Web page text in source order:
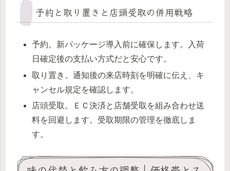
予約と取り置きと店頭受取の併用戦略
予約。新パッケージ導入前に確保します。入荷
日確定後の支払い方式だと安心です。
取り置き。通知後の来店時刻を明確に伝え、キ
ャンセル規定を確認します。
店頭受取。ＥＣ決済と店舗受取を組み合わせ送
料を回避します。受取期限の管理を徹底しま
す。